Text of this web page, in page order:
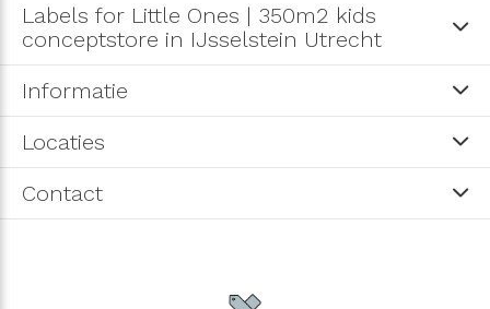
Labels for Little Ones | 350m2 kids
conceptstore in IJsselstein Utrecht
Informatie
Locaties
Contact